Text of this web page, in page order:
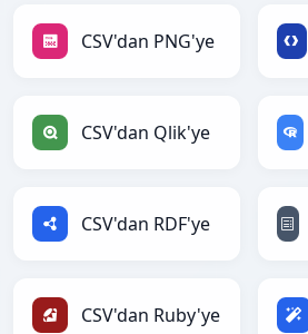
CSV'dan PNG'ye
CSV'dan Qlik'ye
CSV'dan RDF'ye
CSV'dan Ruby'ye